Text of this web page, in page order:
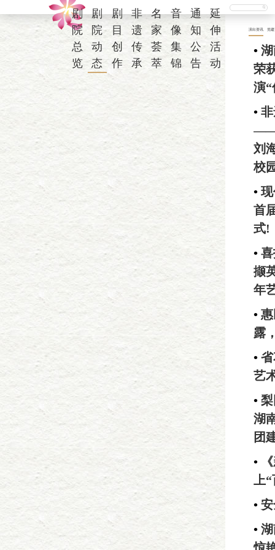
剧
院
总
览
剧
院
动
态
剧
目
创
作
非
遗
传
承
名
家
荟
萃
音
像
集
锦
通
知
公
告
延
伸
活
动
演出资讯 党建
•
荣
演
•
——
刘
校
•
首
式!
•
撷
年
•
露
•
艺
•
湖
团
•
上
•
•
惊